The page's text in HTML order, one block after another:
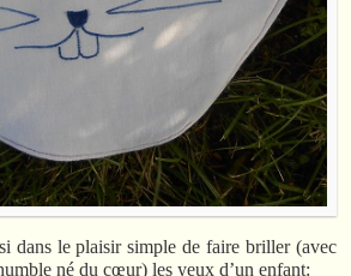
dans le plaisir simple de faire briller (avec
né du cœur) les yeux d’un enfant: